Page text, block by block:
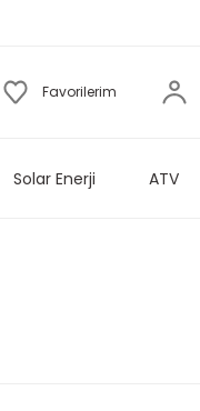
Favorilerim
Solar Enerji ATV